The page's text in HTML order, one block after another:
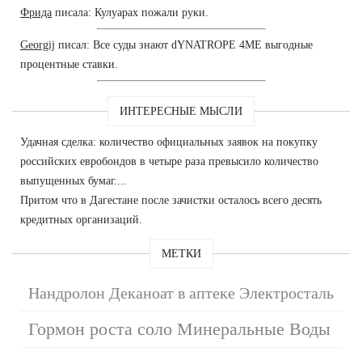
Фрида писала: Кулуарах пожали руки.
Georgij писал: Все суды знают dYNATROPE 4ME выгодные
процентные ставки.
ИНТЕРЕСНЫЕ МЫСЛИ
Удачная сделка: количество официальных заявок на покупку
российских евробондов в четыре раза превысило количество
выпущенных бумаг....
Притом что в Дагестане после зачистки осталось всего десять
кредитных организаций.
МЕТКИ
Нандролон Деканоат в аптеке Электросталь
Гормон роста соло Минеральные Воды